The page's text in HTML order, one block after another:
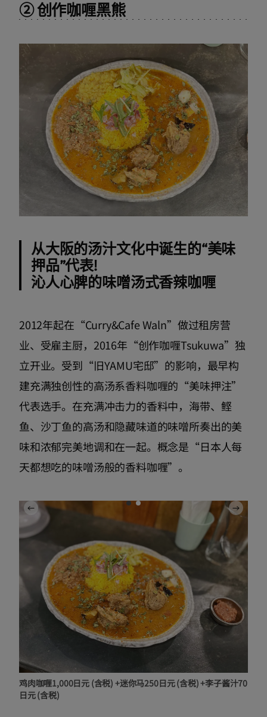
② 创作咖喱黑熊
从大阪的汤汁文化中诞生的“美味
押品”代表!
沁人心脾的味噌汤式香辣咖喱
2012年起在“Curry&Cafe Waln”做过租房营
业、受雇主厨，2016年“创作咖喱Tsukuwa”独
立开业。受到“旧YAMU宅邸”的影响，最早构
建充满独创性的高汤系香料咖喱的“美味押注”
代表选手。在充满冲击力的香料中，海带、鲣
鱼、沙丁鱼的高汤和隐藏味道的味噌所奏出的美
味和浓郁完美地调和在一起。概念是“日本人每
天都想吃的味噌汤般的香料咖喱”。
鸡肉咖喱1,000日元 (含税) +迷你马250日元 (含税) +李子酱汁70
日元 (含税)